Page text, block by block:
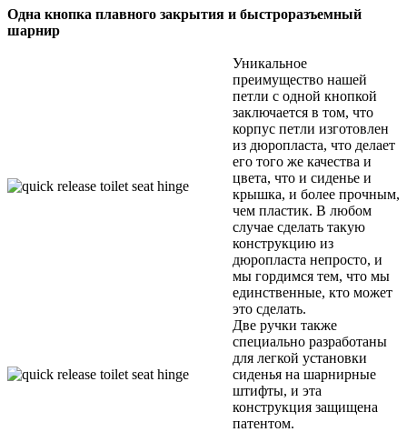
Одна кнопка плавного закрытия и быстроразъемный
шарнир
Уникальное
преимущество нашей
петли с одной кнопкой
заключается в том, что
корпус петли изготовлен
из дюропласта, что делает
его того же качества и
цвета, что и сиденье и
крышка, и более прочным,
чем пластик. В любом
случае сделать такую ​​
конструкцию из
дюропласта непросто, и
мы гордимся тем, что мы
единственные, кто может
это сделать.
Две ручки также
специально разработаны
для легкой установки
сиденья на шарнирные
штифты, и эта
конструкция защищена
патентом.